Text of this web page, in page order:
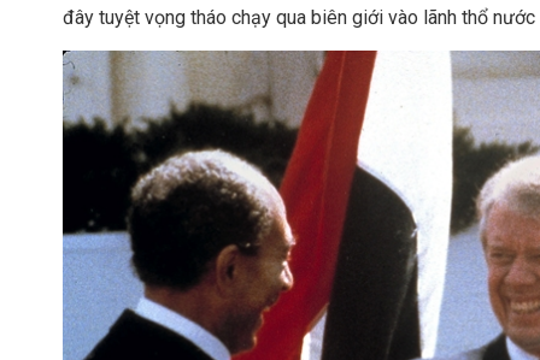
đây tuyệt vọng tháo chạy qua biên giới vào lãnh thổ nước